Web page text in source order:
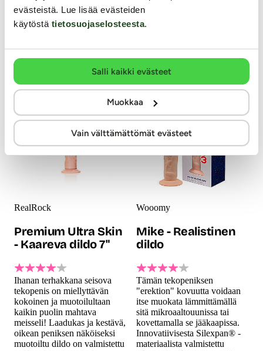
evästeistä. Lue lisää evästeiden
käytöstä tietosuojaselosteesta.
Salli kaikki evästeet
Muokkaa
Vain välttämättömät evästeet
hyväntuntuisesta materiaalista
valmistetussa dildossa on
oikeaa penistä jäljittelevä
imukuppi.
25.99 €
varreltaan sutjakka ja ihanan
nautintosauva ihan jokaiselle.
muistuttava dildo on erityisen
hyväntuntuinen käytössä...
18.99 €
RealRock
Premium Ultra Skin
- Kaareva dildo 7"
Ihanan terhakkana seisova
tekopenis on miellyttävän
kokoinen ja muotoilultaan
kaikin puolin mahtava
meisseli! Laadukas ja kestävä,
oikean peniksen näköiseksi
muotoiltu dildo on valmistettu
Wooomy
Mike - Realistinen
dildo
Tämän tekopeniksen
"erektion" kovuutta voidaan
itse muokata lämmittämällä
sitä mikroaaltouunissa tai
kovettamalla se jääkaapissa.
Innovatiivisesta Silexpan® -
materiaalista valmistettu